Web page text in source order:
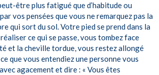
être plus fatigué que d’habitude ou
vos pensées que vous ne remarquez pas la
qui sort du sol. Votre pied se prend dans la
ce qui se passe, vous tombez face
et la cheville tordue, vous restez allongé
que vous entendiez une personne vous
agacement et dire : « Vous êtes